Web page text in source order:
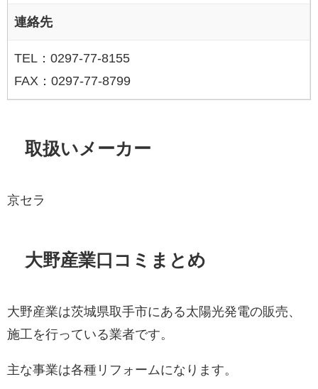
連絡先
TEL：0297-77-8155
FAX：0297-77-8799
取扱いメーカー
京セラ
大野産業口コミまとめ
大野産業は茨城県取手市にある太陽光発電の販売、
施工を行っている業者です。
主な事業は各種リフォームになります。